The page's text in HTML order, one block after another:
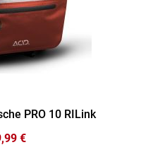
PRO 10 RILink
€